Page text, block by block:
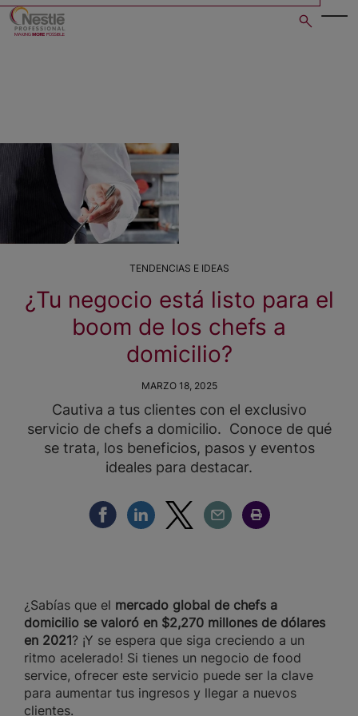
Skip
TENDENCIAS E IDEAS
¿Tu negocio está listo para el
boom de los chefs a
domicilio?
MARZO 18, 2025
Cautiva a tus clientes con el exclusivo
servicio de chefs a domicilio. Conoce de qué
se trata, los beneficios, pasos y eventos
ideales para destacar.
Compartir Facebook
Compartir Linkedin
Compartir Twitter
Compartir Email
Compartir Imprimir
¿Sabías que el mercado global de chefs a
domicilio se valoró en $2,270 millones de dólares
en 2021? ¡Y se espera que siga creciendo a un
ritmo acelerado! Si tienes un negocio de food
service, ofrecer este servicio puede ser la clave
para aumentar tus ingresos y llegar a nuevos
clientes.